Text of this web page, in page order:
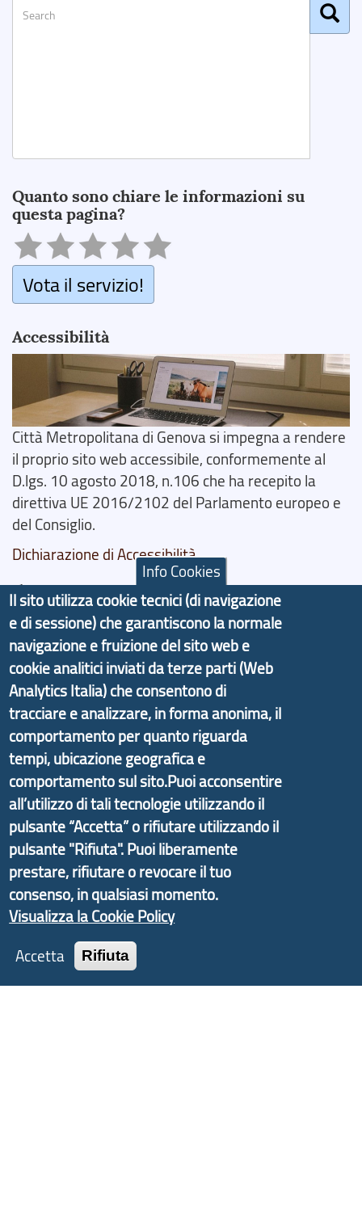
Quanto sono chiare le informazioni su
questa pagina?
Vota il servizio!
Accessibilità
Città Metropolitana di Genova si impegna a rendere
il proprio sito web accessibile, conformemente al
D.lgs. 10 agosto 2018, n.106 che ha recepito la
direttiva UE 2016/2102 del Parlamento europeo e
del Consiglio.
Dichiarazione di Accessibilità
Il progetto Aree Interne
Il portale di marketing territoriale e sviluppo locale
di Genova Città Metropolitana si è sviluppato a
partire dal progetto nazionale Aree Interne
promosso dal Dipartimento per lo Sviluppo
Economico e finalizzato al rilancio socio-economico
delle valli dell’entroterra. In particolare fornisce
informazioni ed aggiornamenti sullaStrategia
d'Area Antola-Tigullio, in collaborazione con Regione
Liguria ed ANCI Liguria.
Copyright © 2017 Città metropolitana di Genova |
CF: 80007350103
Info Cookies
Il sito utilizza cookie tecnici (di navigazione
e di sessione) che garantiscono la normale
navigazione e fruizione del sito web e
cookie analitici inviati da terze parti (Web
Analytics Italia) che consentono di
tracciare e analizzare, in forma anonima, il
comportamento per quanto riguarda
tempi, ubicazione geografica e
comportamento sul sito.Puoi acconsentire
all’utilizzo di tali tecnologie utilizzando il
pulsante “Accetta” o rifiutare utilizzando il
pulsante "Rifiuta". Puoi liberamente
prestare, rifiutare o revocare il tuo
consenso, in qualsiasi momento.
Visualizza la Cookie Policy
Accetta
Rifiuta